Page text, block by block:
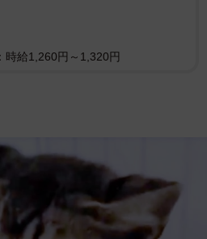
時給1,260円～1,320円